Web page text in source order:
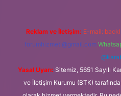
Reklam ve İletişim: E-mail:
forumhizmeti@gmail.com
Yasal Uyarı: Sitemiz, 5651 Sayılı
ve İletişim Kurumu (BTK)